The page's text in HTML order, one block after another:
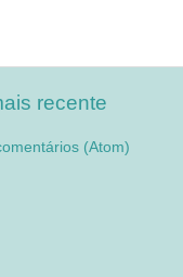
recente
(Atom)